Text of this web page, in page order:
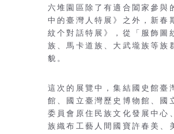
六堆園區除了有適合闔家參與
中的臺灣人特展》之外，新春
紋个對話特展》，從「服飾圖
族、馬卡道族、大武壠族等族
貌。
這次的展覽中，集結國史館臺
館、國立臺灣歷史博物館、國
委員會原住民族文化發展中心
族織布工藝人間國寶許春美、